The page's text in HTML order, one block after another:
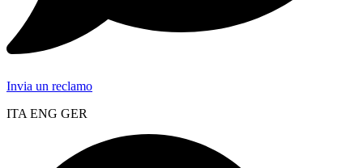
Invia un reclamo
ITA ENG GER